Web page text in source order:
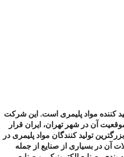
کننده مواد پلیمری است. این شرکت
و موقعیت آن در شهر تهران، ایران قرار
تولید کنندگان مواد پلیمری در
آن در بسیاری از صنایع از جمله